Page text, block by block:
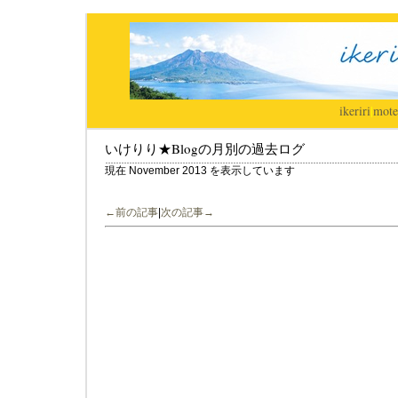
ikeriri|
いけりり★Blogの月別の過去ログ
現在 November 2013 を表示しています
←前の記事 次の記事→